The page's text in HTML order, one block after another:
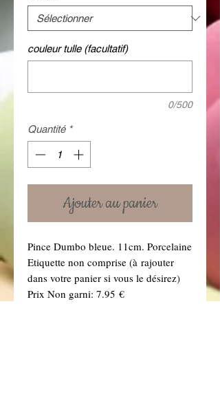
couleur tulle (facultatif)
0/500
Quantité *
Ajouter au panier
Pince Dumbo bleue. 11cm. Porcelaine
Etiquette non comprise (à rajouter
dans votre panier si vous le désirez)
Prix Non garni: 7.95 €